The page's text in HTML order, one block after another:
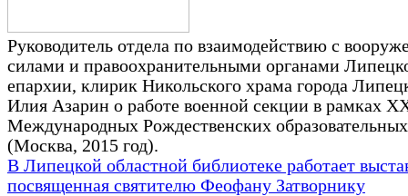
Руководитель отдела по взаимодействию с
силами и правоохранительными органами
епархии, клирик Никольского храма города
Илия Азарин о работе военной секции в рамках
Международных Рождественских
(Москва, 2015 год).
В Липецкой областной библиотеке работает
посвященная святителю Феофану Затворнику